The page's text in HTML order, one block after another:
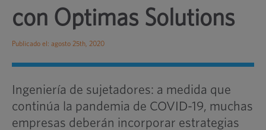
con Optimas Solutions
Publicado el: agosto 25th, 2020
Ingeniería de sujetadores: a medida que
continúa la pandemia de COVID-19, muchas
empresas deberán incorporar estrategias